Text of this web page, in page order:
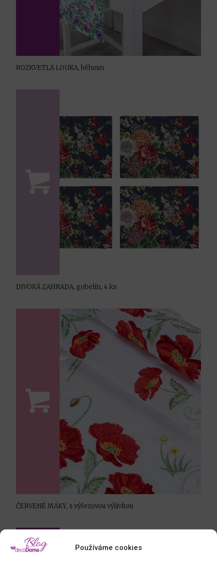
Používáme cookies
ROZKVETLÁ LOUKA, běhoun
DIVOKÁ ZAHRADA, gobelín, 4 ks
ČERVENÉ MÁKY, s výřezovou výšivkou